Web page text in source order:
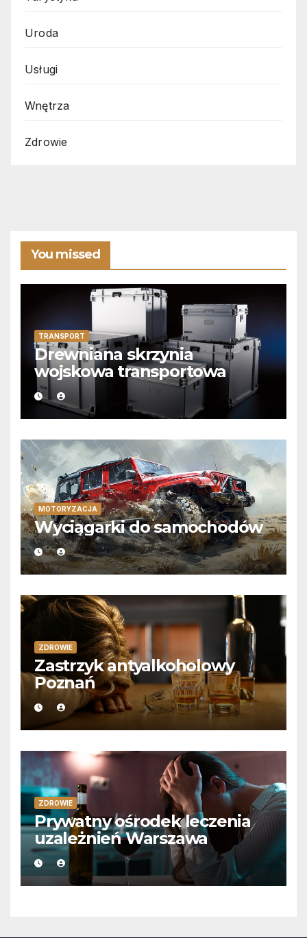
Uroda
Usługi
Wnętrza
Zdrowie
You missed
TRANSPORT
Drewniana skrzynia
wojskowa transportowa
MOTORYZACJA
Wyciągarki do samochodów
ZDROWIE
Zastrzyk antyalkoholowy
Poznań
ZDROWIE
Prywatny ośrodek leczenia
uzależnień Warszawa